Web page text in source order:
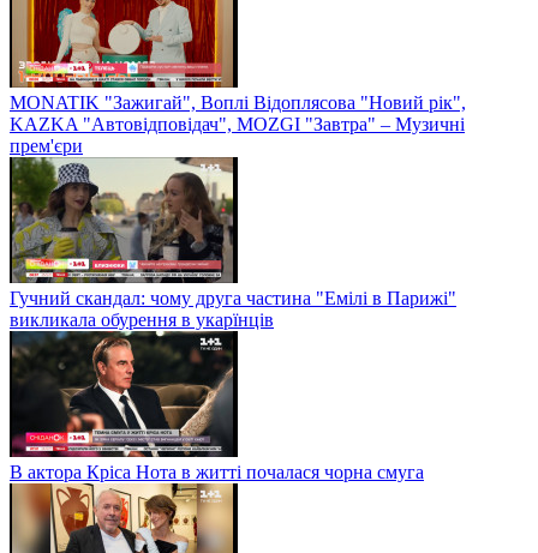
MONATIK "Зажигай", Воплі Відоплясова "Новий рік",
KAZKA "Автовідповідач", MOZGI "Завтра" – Музичні
прем'єри
Гучний скандал: чому друга частина "Емілі в Парижі"
викликала обурення в укарїнців
В актора Кріса Нота в житті почалася чорна смуга